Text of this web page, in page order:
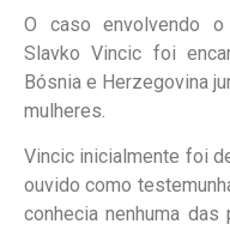
O caso envolvendo
Slavko Vincic foi
Bósnia e Herzegovina
mulheres.
Vincic inicialmente foi
ouvido como
conhecia nenhuma